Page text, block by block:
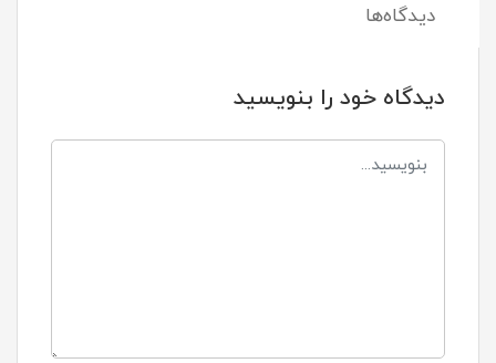
دیدگاه‌ها
دیدگاه خود را بنویسید